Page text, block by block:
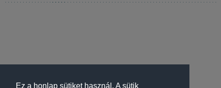
Ez a honlap sütiket használ. A sütik